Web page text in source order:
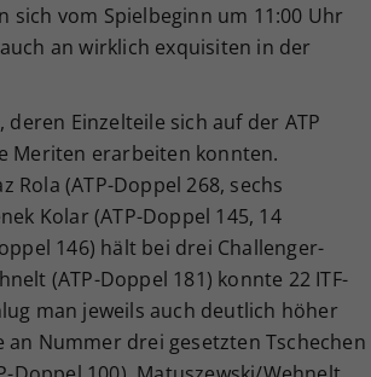
vom Spielbeginn um 11:00 Uhr
an wirklich exquisiten in der
Einzelteile sich auf der ATP
Meriten erarbeiten konnten.
Rola (ATP-Doppel 268, sechs
Kolar (ATP-Doppel 145, 14
146) hält bei drei Challenger-
(ATP-Doppel 181) konnte 22 ITF-
man jeweils auch deutlich höher
Nummer drei gesetzten Tschechen